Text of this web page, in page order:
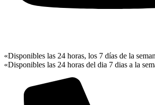
«Disponibles las 24 horas, los 7 días de la
«Disponibles las 24 horas del dia 7 dias a la